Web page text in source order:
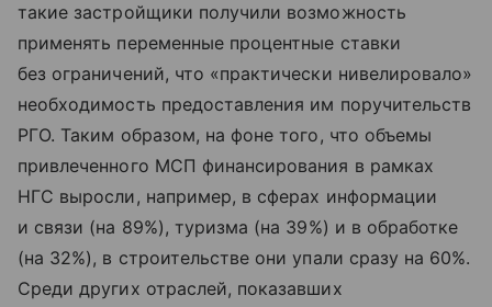
такие застройщики получили возможность
применять переменные процентные ставки
без ограничений, что «практически нивелировало»
необходимость предоставления им поручительств
РГО. Таким образом, на фоне того, что объемы
привлеченного МСП финансирования в рамках
НГС выросли, например, в сферах информации
и связи (на 89%), туризма (на 39%) и в обработке
(на 32%), в строительстве они упали сразу на 60%.
Среди других отраслей, показавших